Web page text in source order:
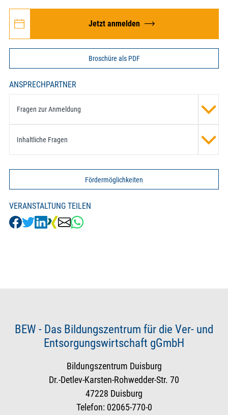
Jetzt anmelden
Broschüre als PDF
ANSPRECHPARTNER
Fragen zur Anmeldung
Inhaltliche Fragen
Fördermöglichkeiten
VERANSTALTUNG TEILEN
BEW - Das Bildungszentrum für die Ver- und
Entsorgungswirtschaft gGmbH
Bildungszentrum Duisburg
Dr.-Detlev-Karsten-Rohwedder-Str. 70
47228 Duisburg
Telefon: 02065-770-0